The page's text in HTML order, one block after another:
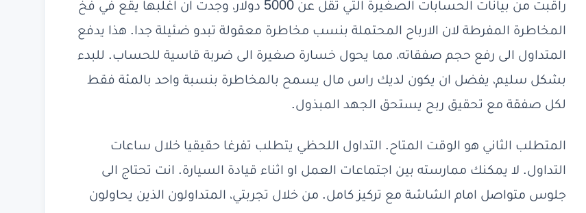
راقبت من بيانات الحسابات الصغيرة التي تقل عن 5000 دولار، وجدت ان اغلبها يقع في فخ
المخاطرة المفرطة لان الارباح المحتملة بنسب مخاطرة معقولة تبدو ضئيلة جدا. هذا يدفع
المتداول الى رفع حجم صفقاته، مما يحول خسارة صغيرة الى ضربة قاسية للحساب. للبدء
بشكل سليم، يفضل ان يكون لديك راس مال يسمح بالمخاطرة بنسبة واحد بالمئة فقط
لكل صفقة مع تحقيق ربح يستحق الجهد المبذول.
المتطلب الثاني هو الوقت المتاح. التداول اللحظي يتطلب تفرغا حقيقيا خلال ساعات
التداول. لا يمكنك ممارسته بين اجتماعات العمل او اثناء قيادة السيارة. انت تحتاج الى
جلوس متواصل امام الشاشة مع تركيز كامل. من خلال تجربتي، المتداولون الذين يحاولون